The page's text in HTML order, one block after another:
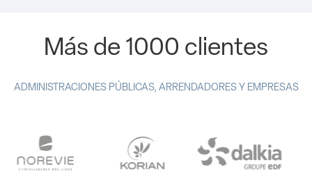
Más de 1000 clientes
ADMINISTRACIONES PÚBLICAS, ARRENDADORES Y EMPRESAS